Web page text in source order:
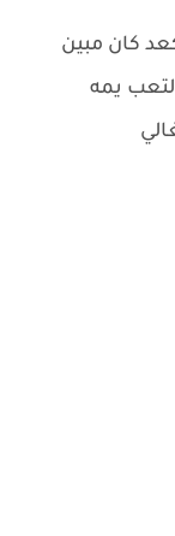
كان مبين
يمه